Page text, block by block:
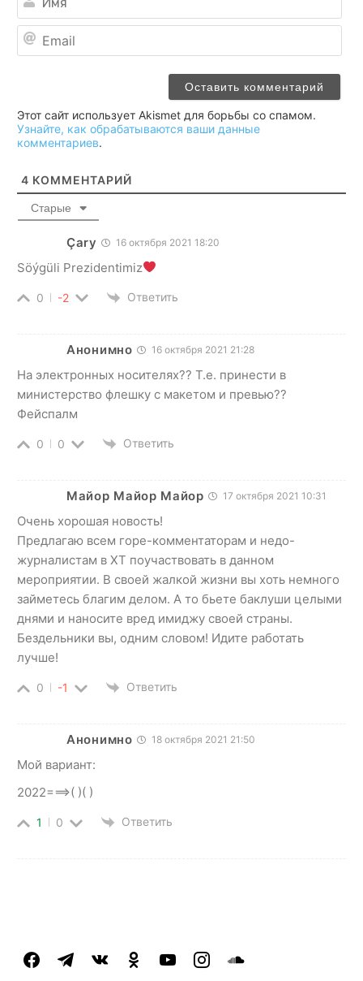
Этот сайт использует Akismet для борьбы со спамом.
Узнайте, как обрабатываются ваши данные
комментариев.
4 КОММЕНТАРИЙ
Старые
Çary 16 октября 2021 18:20
Söýgüli Prezidentimiz
0 -2 Ответить
Анонимно 16 октября 2021 21:28
На электронных носителях?? Т.е. принести в
министерство флешку с макетом и превью??
Фейспалм
0 0 Ответить
Майор Майор Майор 17 октября 2021 10:31
Очень хорошая новость!
Предлагаю всем горе-комментаторам и недо-
журналистам в ХТ поучаствовать в данном
мероприятии. В своей жалкой жизни вы хоть немного
займетесь благим делом. А то бьете баклуши целыми
днями и наносите вред имиджу своей страны.
Бездельники вы, одним словом! Идите работать
лучше!
0 -1 Ответить
Анонимно 18 октября 2021 21:50
Мой вариант:
2022===>( )( )
1 0 Ответить
facebooktelegramvkontakteodnoklassniki
youtubeinstagramsoundcloud